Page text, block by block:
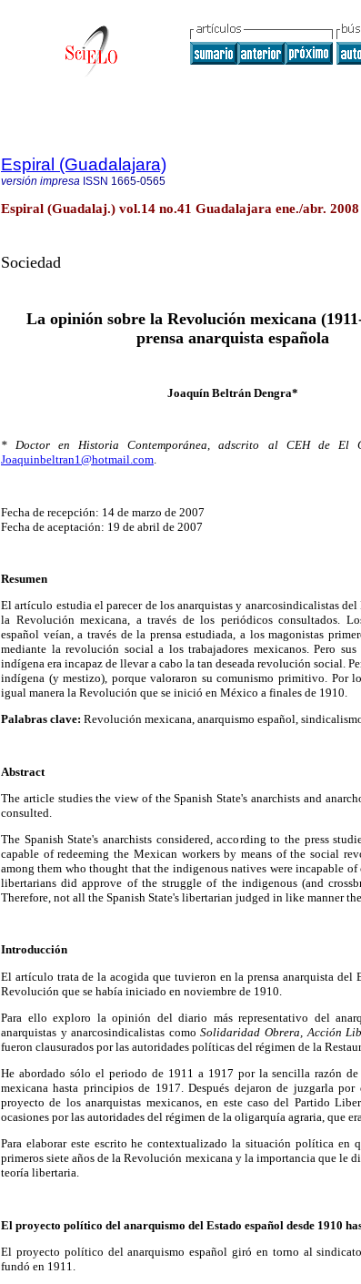
Espiral (Guadalajara)
versión impresa ISSN 1665-0565
Espiral (Guadalaj.) vol.14 no.41 Guadalajara ene./abr. 2008
Sociedad
La opinión sobre la Revolución mexicana
prensa anarquista española
Joaquín Beltrán Dengra*
* Doctor en Historia Contemporánea, adscrito al CEH de El
Joaquinbeltran1@hotmail.com.
Fecha de recepción: 14 de marzo de 2007
Fecha de aceptación: 19 de abril de 2007
Resumen
El artículo estudia el parecer de los anarquistas y anarcosindicalistas del
la Revolución mexicana, a través de los periódicos consultados.
español veían, a través de la prensa estudiada, a los magonistas
mediante la revolución social a los trabajadores mexicanos. Pero
indígena era incapaz de llevar a cabo la tan deseada revolución social.
indígena (y mestizo), porque valoraron su comunismo primitivo. Por
igual manera la Revolución que se inició en México a finales de 1910.
Palabras clave: Revolución mexicana, anarquismo español,
Abstract
The article studies the view of the Spanish State's anarchists and
consulted.
The Spanish State's anarchists considered, according to the press
capable of redeeming the Mexican workers by means of the social
among them who thought that the indigenous natives were incapable
libertarians did approve of the struggle of the indigenous (and
Therefore, not all the Spanish State's libertarian judged in like manner
Introducción
El artículo trata de la acogida que tuvieron en la prensa anarquista del
Revolución que se había iniciado en noviembre de 1910.
Para ello exploro la opinión del diario más representativo del
anarquistas y anarcosindicalistas comoSolidaridad Obrera, Acción
fueron clausurados por las autoridades políticas del régimen de la
He abordado sólo el periodo de 1911 a 1917 por la sencilla razón
mexicana hasta principios de 1917. Después dejaron de juzgarla
proyecto de los anarquistas mexicanos, en este caso del Partido
ocasiones por las autoridades del régimen de la oligarquía agraria, que
Para elaborar este escrito he contextualizado la situación política en
primeros siete años de la Revolución mexicana y la importancia que le
teoría libertaria.
El proyecto político del anarquismo del Estado español desde 1910
El proyecto político del anarquismo español giró en torno al
fundó en 1911.